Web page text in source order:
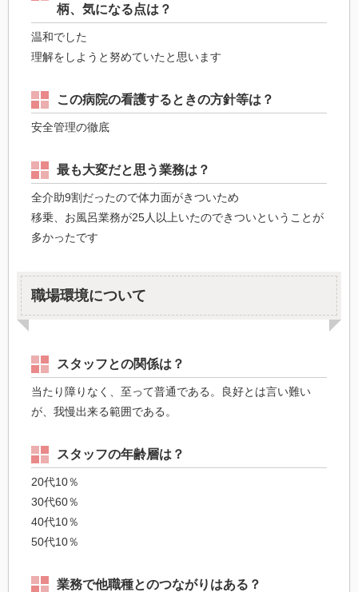
柄、気になる点は？
温和でした
理解をしようと努めていたと思います
この病院の看護するときの方針等は？
安全管理の徹底
最も大変だと思う業務は？
全介助9割だったので体力面がきついため
移乗、お風呂業務が25人以上いたのできついということが
多かったです
職場環境について
スタッフとの関係は？
当たり障りなく、至って普通である。良好とは言い難い
が、我慢出来る範囲である。
スタッフの年齢層は？
20代10％
30代60％
40代10％
50代10％
業務で他職種とのつながりはある？